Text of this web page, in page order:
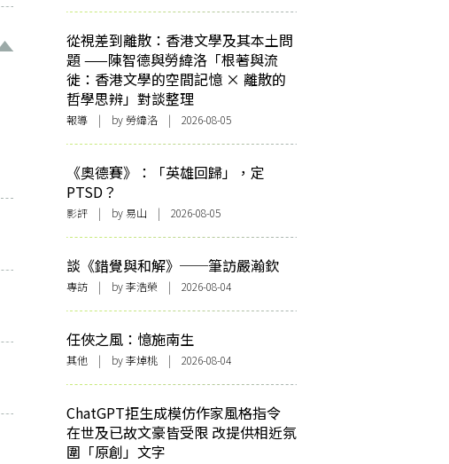
從視差到離散：香港文學及其本土問
題 ——陳智德與勞緯洛「根著與流
徙：香港文學的空間記憶 × 離散的
哲學思辨」對談整理
報導 | by 勞緯洛 | 2026-08-05
《奧德賽》：「英雄回歸」，定
PTSD？
影評 | by 易山 | 2026-08-05
談《錯覺與和解》──筆訪嚴瀚欽
專訪 | by 李浩榮 | 2026-08-04
任俠之風：憶施南生
其他 | by 李焯桃 | 2026-08-04
ChatGPT拒生成模仿作家風格指令
在世及已故文豪皆受限 改提供相近氛
圍「原創」文字